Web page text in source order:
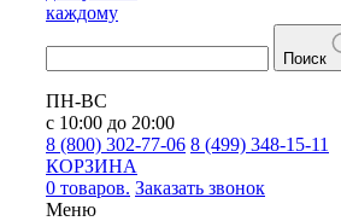
каждому
Поиск
ПН-ВС
с 10:00 до 20:00
8 (800) 302-77-06 8 (499) 348-15-11
КОРЗИНА
0 товаров. Заказать звонок
Меню